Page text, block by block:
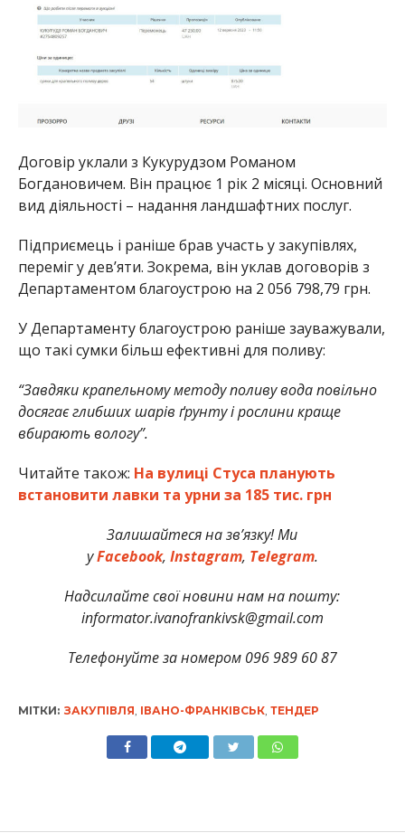
Договір уклали з Кукурудзом Романом
Богдановичем. Він працює 1 рік 2 місяці. Основний
вид діяльності – надання ландшафтних послуг.
Підприємець і раніше брав участь у закупівлях,
переміг у дев’яти. Зокрема, він уклав договорів з
Департаментом благоустрою на 2 056 798,79 грн.
У Департаменту благоустрою раніше зауважували,
що такі сумки більш ефективні для поливу:
“Завдяки крапельному методу поливу вода повільно
досягає глибших шарів ґрунту і рослини краще
вбирають вологу”.
Читайте також: На вулиці Стуса планують
встановити лавки та урни за 185 тис. грн
Залишайтеся на зв’язку! Ми
уFacebook, Instagram, Telegram.
Надсилайте свої новини нам на пошту:
informator.ivanofrankivsk@gmail.com
Телефонуйте за номером 096 989 60 87
МІТКИ: ЗАКУПІВЛЯ ІВАНО-ФРАНКІВСЬК, ТЕНДЕР